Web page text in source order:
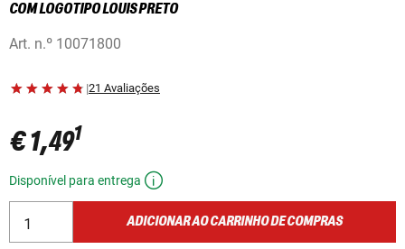
COM LOGOTIPO LOUIS PRETO
Art. n.º 10071800
|21 Avaliações
€ 1,491
Disponível para entrega
ADICIONAR AO CARRINHO DE COMPRAS